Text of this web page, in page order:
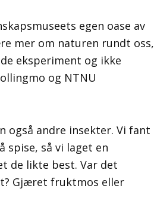
egen oase av
mer om naturen rundt oss,
eksperiment og ikke
og NTNU
også andre insekter. Vi fant
spise, så vi laget en
de likte best. Var det
Gjæret fruktmos eller